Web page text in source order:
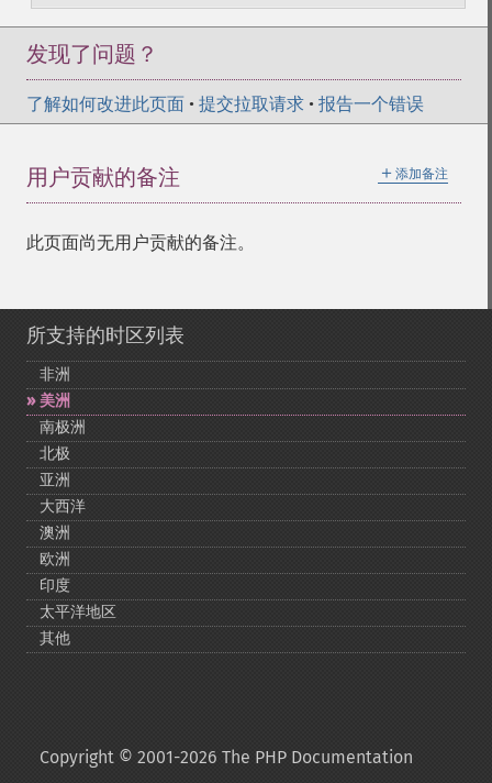
发现了问题？
了解如何改进此页面 • 提交拉取请求 • 报告一个错误
＋ 添加备注
用户贡献的备注
此页面尚无用户贡献的备注。
所支持的时区列表
非洲
美洲
南极洲
北极
亚洲
大西洋
澳洲
欧洲
印度
太平洋地区
其他
Copyright © 2001-2026 The PHP Documentation